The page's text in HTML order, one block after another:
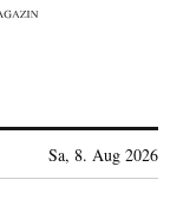
Sa, 8. Aug 2026